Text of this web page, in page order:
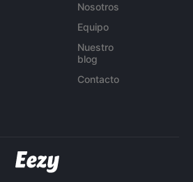
Nosotros
Equipo
Nuestro
blog
Contacto